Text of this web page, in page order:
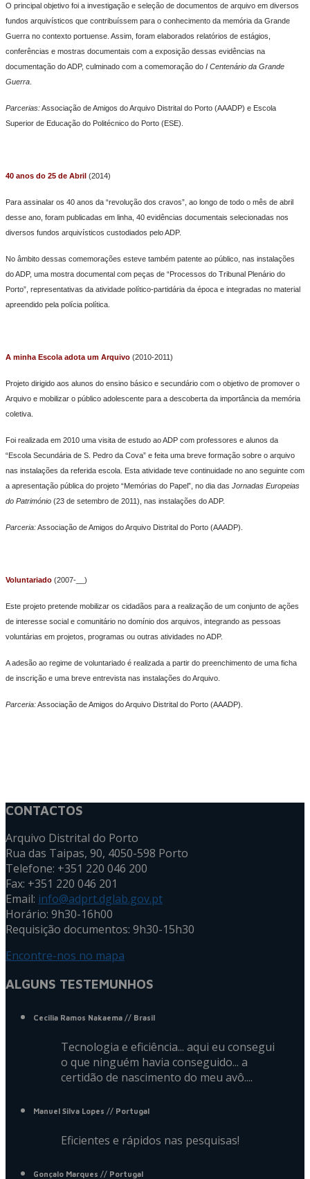
O principal objetivo foi a investigação e seleção de documentos de arquivo em diversos
fundos arquivísticos que contribuíssem para o conhecimento da memória da Grande
Guerra no contexto portuense. Assim, foram elaborados relatórios de estágios,
conferências e mostras documentais com a exposição dessas evidências na
documentação do ADP, culminado com a comemoração do I Centenário da Grande
Guerra
Parcerias:Associação de Amigos do Arquivo Distrital do Porto (AAADP) e Escola
Superior de Educação do Politécnico do Porto (ESE).
40 anos do 25 de Abril (2014)
Para assinalar os 40 anos da “revolução dos cravos”, ao longo de todo o mês de abril
desse ano, foram publicadas em linha, 40 evidências documentais selecionadas nos
diversos fundos arquivísticos custodiados pelo ADP.
No âmbito dessas comemorações esteve também patente ao público, nas instalações
do ADP, uma mostra documental com peças de “Processos do Tribunal Plenário do
Porto”, representativas da atividade político-partidária da época e integradas no material
apreendido pela polícia política.
A minha Escola adota um Arquivo (2010-2011)
Projeto dirigido aos alunos do ensino básico e secundário com o objetivo de promover o
Arquivo e mobilizar o público adolescente para a descoberta da importância da memória
coletiva.
Foi realizada em 2010 uma visita de estudo ao ADP com professores e alunos da
“Escola Secundária de S. Pedro da Cova” e feita uma breve formação sobre o arquivo
nas instalações da referida escola. Esta atividade teve continuidade no ano seguinte com
a apresentação pública do projeto “Memórias do Papel”, no dia das Jornadas Europeias
do Património (23 de setembro de 2011), nas instalações do ADP.
Parceria:Associação de Amigos do Arquivo Distrital do Porto (AAADP).
Voluntariado (2007-__)
Este projeto pretende mobilizar os cidadãos para a realização de um conjunto de ações
de interesse social e comunitário no domínio dos arquivos, integrando as pessoas
voluntárias em projetos, programas ou outras atividades no ADP.
A adesão ao regime de voluntariado é realizada a partir do preenchimento de uma ficha
de inscrição e uma breve entrevista nas instalações do Arquivo.
Parceria:Associação de Amigos do Arquivo Distrital do Porto (AAADP).
CONTACTOS
Arquivo Distrital do Porto
Rua das Taipas, 90, 4050-598 Porto
Telefone: +351 220 046 200
Fax: +351 220 046 201
Email: info@adprt.dglab.gov.pt
Horário: 9h30-16h00
Requisição documentos: 9h30-15h30
Encontre-nos no mapa
ALGUNS TESTEMUNHOS
Cecilia Ramos Nakaema // Brasil
Tecnologia e eficiência... aqui eu consegui
o que ninguém havia conseguido... a
certidão de nascimento do meu avô....
Manuel Silva Lopes // Portugal
Eficientes e rápidos nas pesquisas!
Gonçalo Marques // Portugal